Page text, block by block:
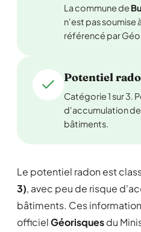
La commune de
n'est pas soumise
référencé par
Potentiel
Catégorie 1 sur 3.
d'accumulation de
bâtiments.
Le potentiel radon est
3), avec peu de risque
bâtiments. Ces
officielGéorisquesdu